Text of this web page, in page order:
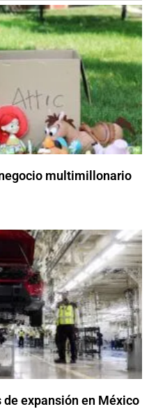
multimillonario
expansión en México